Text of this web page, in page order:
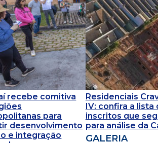
recebe comitiva
para
desenvolvimento
e integração
Residenciais
IV: confira a lista
inscritos que
para análise da
GALERIA